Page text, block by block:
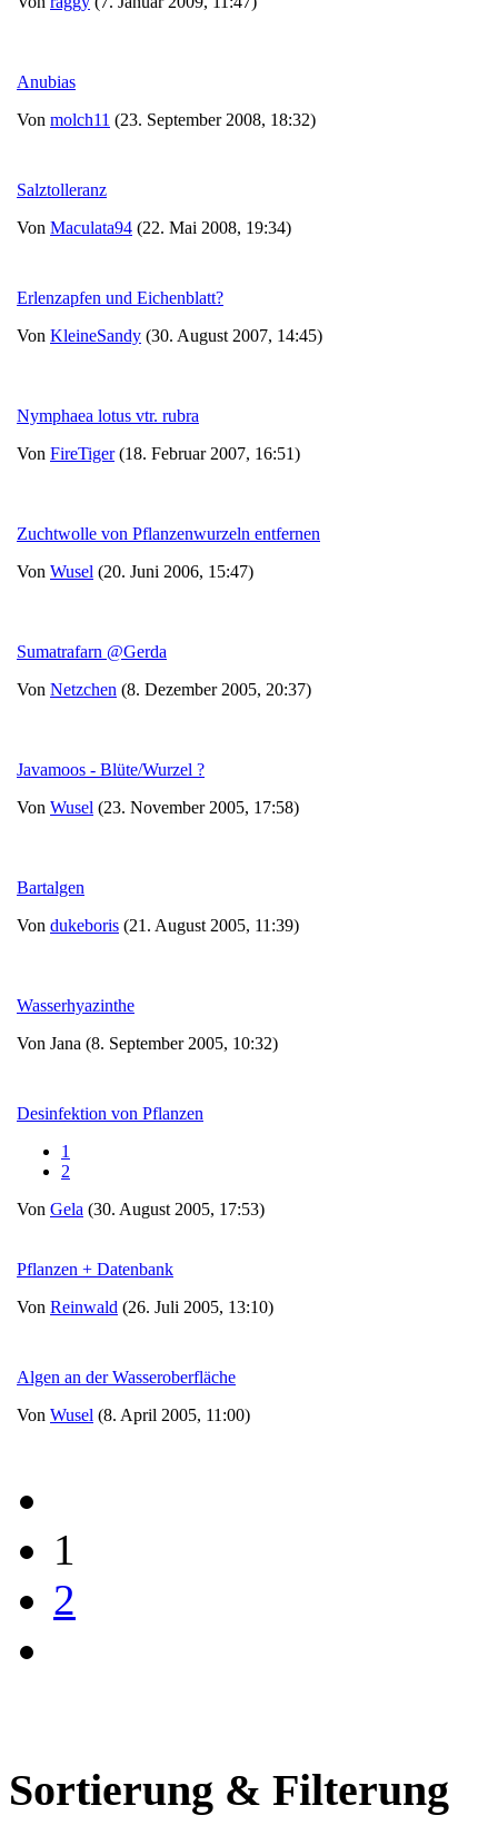
Anubias
Von molch11 (23. September 2008, 18:32)
Salztolleranz
Von Maculata94 (22. Mai 2008, 19:34)
Erlenzapfen und Eichenblatt?
Von KleineSandy (30. August 2007, 14:45)
Nymphaea lotus vtr. rubra
Von FireTiger(18. Februar 2007, 16:51)
Zuchtwolle von Pflanzenwurzeln entfernen
Von Wusel (20. Juni 2006, 15:47)
Sumatrafarn @Gerda
Von Netzchen (8. Dezember 2005, 20:37)
Javamoos - Blüte/Wurzel ?
Von Wusel (23. November 2005, 17:58)
Bartalgen
Von dukeboris (21. August 2005, 11:39)
Wasserhyazinthe
Von Jana (8. September 2005, 10:32)
Desinfektion von Pflanzen
1
2
Von Gela (30. August 2005, 17:53)
Pflanzen + Datenbank
Von Reinwald (26. Juli 2005, 13:10)
Algen an der Wasseroberfläche
Von Wusel (8. April 2005, 11:00)
1
2
Sortierung & Filterung